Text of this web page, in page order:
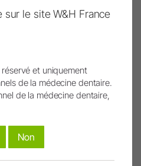
Bertl
à 09:45
se tiendra à Singapour du 9
devrait attirer plus de 5 000
le site W&H France
et uniquement
de la médecine dentaire.
de la médecine dentaire,
Non